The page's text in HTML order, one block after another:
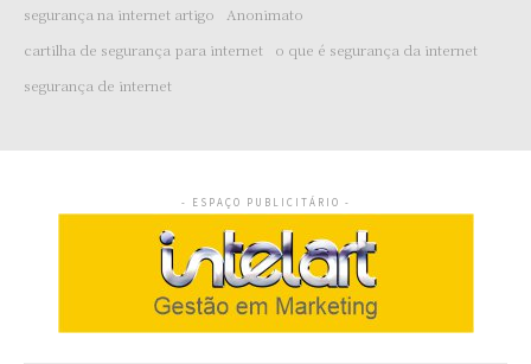
segurança na internet artigo
Anonimato
cartilha de segurança para internet
o que é segurança da internet
segurança de internet
- ESPAÇO PUBLICITÁRIO -